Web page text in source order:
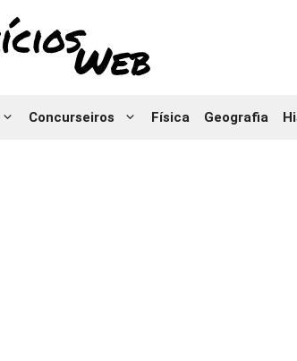
Concurseiros Física Geografia